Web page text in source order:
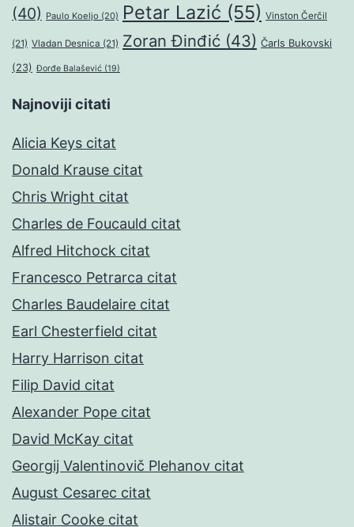
(40) Paulo Koeljo (20) Petar Lazić (55) Vinston Čerčil
(21) Vladan Desnica (21) Zoran Đinđić (43) Čarls Bukovski
(23) Đorđe Balašević (19)
Najnoviji citati
Alicia Keys citat
Donald Krause citat
Chris Wright citat
Charles de Foucauld citat
Alfred Hitchock citat
Francesco Petrarca citat
Charles Baudelaire citat
Earl Chesterfield citat
Harry Harrison citat
Filip David citat
Alexander Pope citat
David McKay citat
Georgij Valentinovič Plehanov citat
August Cesarec citat
Alistair Cooke citat